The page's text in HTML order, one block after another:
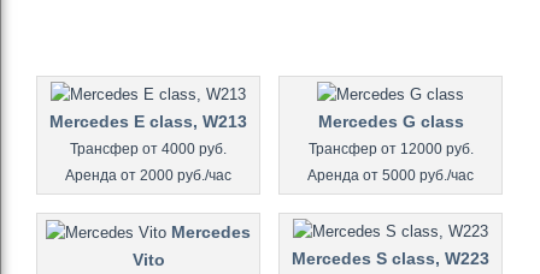
Mercedes E class, W213
Трансфер от 4000 руб.
Аренда от 2000 руб./час
Mercedes G class
Трансфер от 12000 руб.
Аренда от 5000 руб./час
Mercedes
Vito
Mercedes S class, W223